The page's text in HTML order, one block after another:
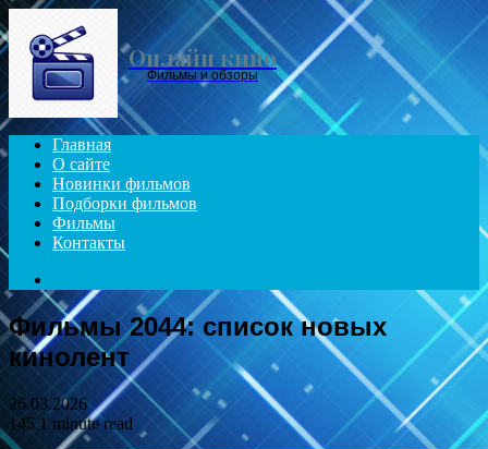
Menu
Онлайн кино
Фильмы и обзоры
Главная
О сайте
Новинки фильмов
Подборки фильмов
Фильмы
Контакты
for
Фильмы 2044: список новых
кинолент
26.03.2026
145 1 minute read